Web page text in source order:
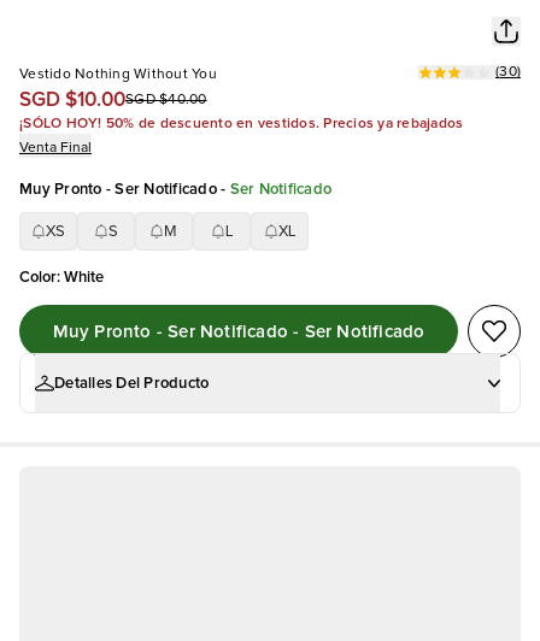
Vestido Nothing Without You
SGD $10.00SGD $40.00
(30)
¡SÓLO HOY! 50% de descuento en vestidos. Precios ya rebajados
Venta Final
Muy Pronto - Ser Notificado- Ser Notificado
XS S M XL
Color:White
Muy Pronto - Ser Notificado - Ser Notificado
Detalles Del Producto